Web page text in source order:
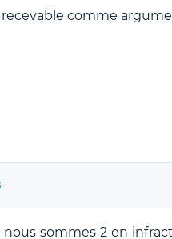
comme
sommes 2 en